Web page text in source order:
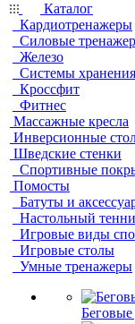
Каталог
Кардиотренажеры
Силовые
Железо
Системы хранения
Кроссфит
Фитнес
Массажные кресла
Инверсионные
Шведские стенки
Спортивные
Помосты
Батуты и
Настольный
Игровые виды
Игровые столы
Умные тренажеры